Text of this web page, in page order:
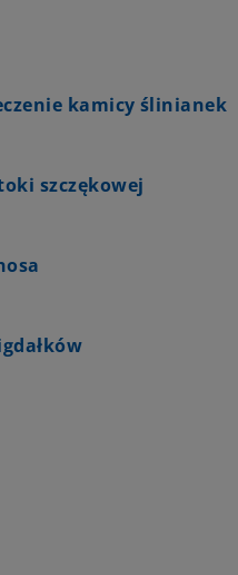
kamicy ślinianek
szczękowej